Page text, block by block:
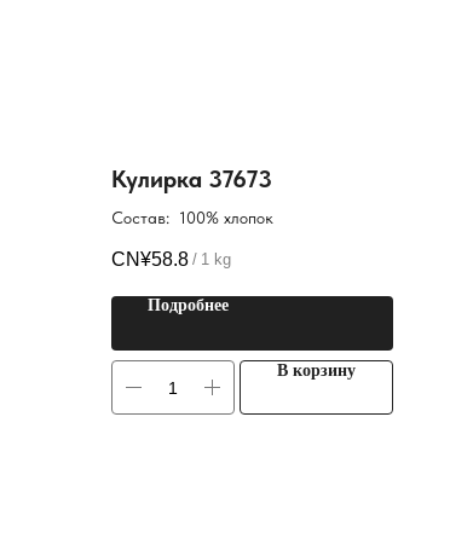
Кулирка 37673
Состав: 100% хлопок
CN¥58.8 / 1 kg
Подробнее
В корзину